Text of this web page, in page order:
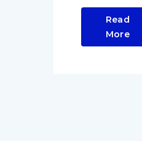
Read
More